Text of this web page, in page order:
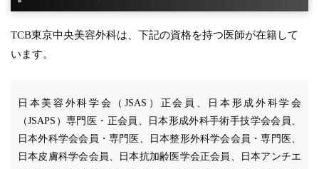
TCB東京中央美容外科は、下記の資格を持つ医師が在籍して
います。
日本美容外科学会（JSAS）正会員、日本形成外科学会
（JSAPS）専門医・正会員、日本形成外科手術手技学会会員、
日本外科学会会員・専門医、日本整形外科学会会員・専門医、
日本皮膚科学会会員、日本抗加齢医学会正会員、日本アンチエ